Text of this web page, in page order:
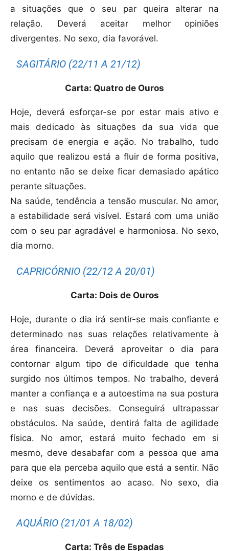
a situações que o seu par queira alterar na
relação. Deverá aceitar melhor opiniões
divergentes. No sexo, dia favorável.
SAGITÁRIO (22/11 A 21/12)
Carta: Quatro de Ouros
Hoje, deverá esforçar-se por estar mais ativo e
mais dedicado às situações da sua vida que
precisam de energia e ação. No trabalho, tudo
aquilo que realizou está a fluir de forma positiva,
no entanto não se deixe ficar demasiado apático
perante situações.
Na saúde, tendência a tensão muscular. No amor,
a estabilidade será visível. Estará com uma união
com o seu par agradável e harmoniosa. No sexo,
dia morno.
CAPRICÓRNIO (22/12 A 20/01)
Carta: Dois de Ouros
Hoje, durante o dia irá sentir-se mais confiante e
determinado nas suas relações relativamente à
área financeira. Deverá aproveitar o dia para
contornar algum tipo de dificuldade que tenha
surgido nos últimos tempos. No trabalho, deverá
manter a confiança e a autoestima na sua postura
e nas suas decisões. Conseguirá ultrapassar
obstáculos. Na saúde, dentirá falta de agilidade
física. No amor, estará muito fechado em si
mesmo, deve desabafar com a pessoa que ama
para que ela perceba aquilo que está a sentir. Não
deixe os sentimentos ao acaso. No sexo, dia
morno e de dúvidas.
AQUÁRIO (21/01 A 18/02)
Carta: Três de Espadas